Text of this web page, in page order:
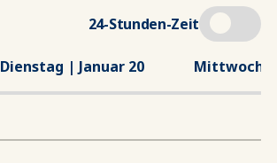
24-Stunden-Zeit
Dienstag | Januar 20 Mittwoch |